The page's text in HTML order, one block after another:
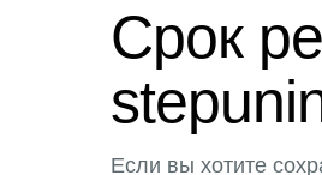
Срок
Если вы хотите